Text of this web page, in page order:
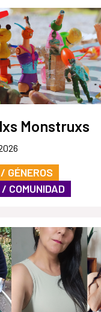
Monstruxs
GÉNEROS
COMUNIDAD